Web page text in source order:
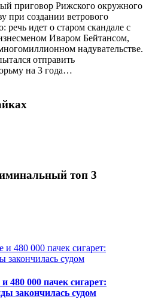
приговор Рижского окружного
при создании ветрового
речь идет о старом скандале с
Иваром Бейтансом,
надувательстве.
отправить
на 3 года…
топ 3
480 000 пачек сигарет:
закончилась судом